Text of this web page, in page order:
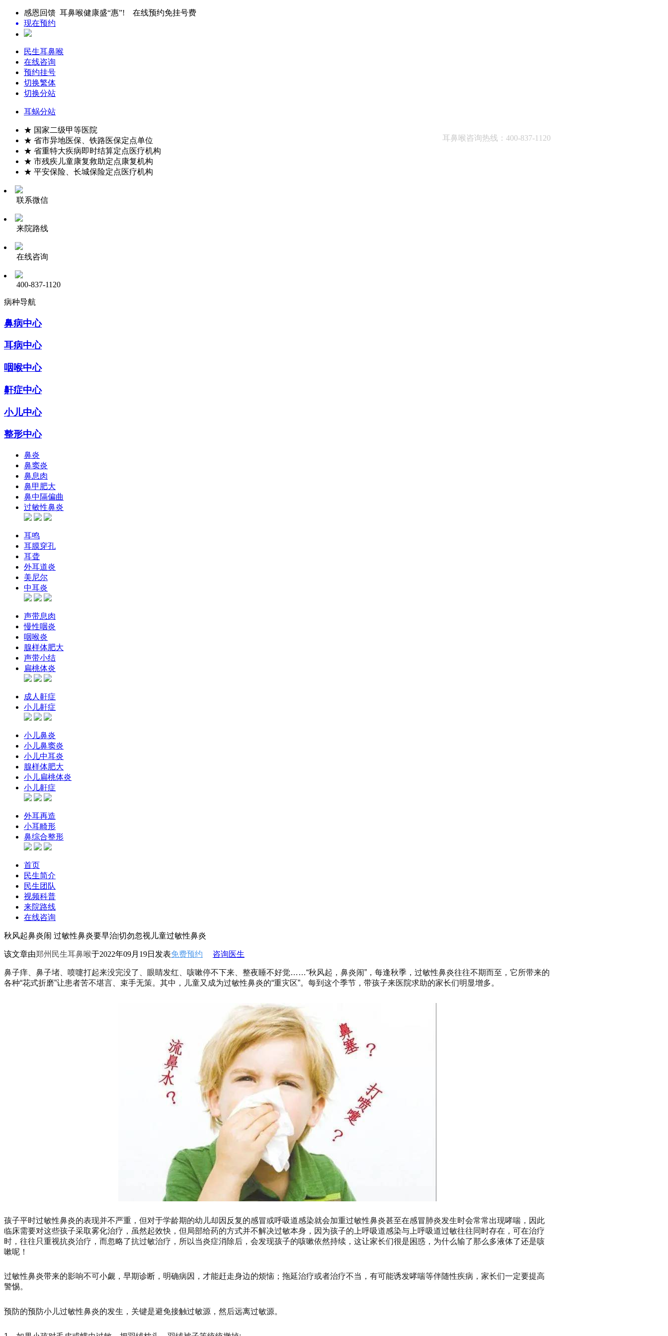
感恩回馈 耳鼻喉健康盛“惠”! 在线预约免挂号费
现在预约
民生耳鼻喉
在线咨询
预约挂号
切换繁体
切换分站
耳蜗分站
耳鼻喉咨询热线：400-837-1120
★ 国家二级甲等医院
★ 省市异地医保、铁路医保定点单位
★ 省重特大疾病即时结算定点医疗机构
★ 市残疾儿童康复救助定点康复机构
★ 平安保险、长城保险定点医疗机构
联系微信
来院路线
在线咨询
400-837-1120
病种导航
鼻病中心
耳病中心
咽喉中心
鼾症中心
小儿中心
整形中心
鼻炎
鼻窦炎
鼻息肉
鼻甲肥大
鼻中隔偏曲
过敏性鼻炎
耳鸣
耳膜穿孔
耳聋
外耳道炎
美尼尔
中耳炎
声带息肉
慢性咽炎
咽喉炎
腺样体肥大
声带小结
扁桃体炎
成人鼾症
小儿鼾症
小儿鼻炎
小儿鼻窦炎
小儿中耳炎
腺样体肥大
小儿扁桃体炎
小儿鼾症
外耳再造
小耳畸形
鼻综合整形
首页
民生简介
民生团队
视频科普
来院路线
在线咨询
秋风起鼻炎闹 过敏性鼻炎要早治|切勿忽视儿童过敏性鼻炎
该文章由郑州民生耳鼻喉于2022年09月19日发表免费预约 咨询医生
鼻子痒、鼻子堵、喷嚏打起来没完没了、眼睛发红、咳嗽停不下来、整夜睡不好觉……“秋风起，鼻炎闹”，每逢秋季，过敏性鼻炎往往不期而至，它所带来的
各种“花式折磨”让患者苦不堪言、束手无策。其中，儿童又成为过敏性鼻炎的“重灾区”。每到这个季节，带孩子来医院求助的家长们明显增多。
孩子平时过敏性鼻炎的表现并不严重，但对于学龄期的幼儿却因反复的感冒或呼吸道感染就会加重过敏性鼻炎甚至在感冒肺炎发生时会常常出现哮喘，因此
临床需要对这些孩子采取雾化治疗，虽然起效快，但局部给药的方式并不解决过敏本身，因为孩子的上呼吸道感染与上呼吸道过敏往往同时存在，可在治疗
时，往往只重视抗炎治疗，而忽略了抗过敏治疗，所以当炎症消除后，会发现孩子的咳嗽依然持续，这让家长们很是困惑，为什么输了那么多液体了还是咳
嗽呢！
过敏性鼻炎带来的影响不可小觑，早期诊断，明确病因，才能赶走身边的烦恼；拖延治疗或者治疗不当，有可能诱发哮喘等伴随性疾病，家长们一定要提高
警惕。
预防的预防小儿过敏性鼻炎的发生，关键是避免接触过敏源，然后远离过敏源。